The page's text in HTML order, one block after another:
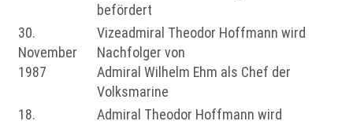
befördert
30.
November
1987
Vizeadmiral Theodor Hoffmann wird
Nachfolger von
Admiral Wilhelm Ehm als Chef der
Volksmarine
18.
Admiral Theodor Hoffmann wird